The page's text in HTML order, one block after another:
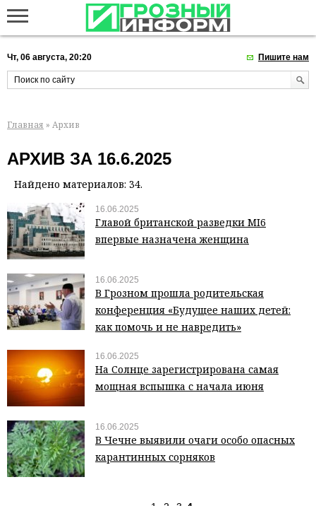
Чт, 06 августа, 20:20 Пишите нам
Главная » Архив
АРХИВ ЗА 16.6.2025
Найдено материалов: 34.
16.06.2025
Главой британской разведки MI6
впервые назначена женщина
16.06.2025
В Грозном прошла родительская
конференция «Будущее наших детей:
как помочь и не навредить»
16.06.2025
На Солнце зарегистрирована самая
мощная вспышка с начала июня
16.06.2025
В Чечне выявили очаги особо опасных
карантинных сорняков